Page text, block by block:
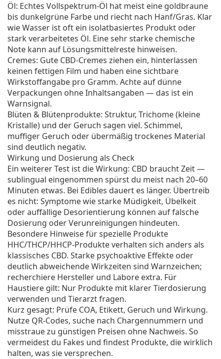
Öl: Echtes Vollspektrum‑Öl hat meist eine goldbraune
bis dunkelgrüne Farbe und riecht nach Hanf/Gras. Klar
wie Wasser ist oft ein isolatbasiertes Produkt oder
stark verarbeitetes Öl. Eine sehr starke chemische
Note kann auf Lösungsmittelreste hinweisen.
Cremes: Gute CBD‑Cremes ziehen ein, hinterlassen
keinen fettigen Film und haben eine sichtbare
Wirkstoffangabe pro Gramm. Achte auf dünne
Verpackungen ohne Inhaltsangaben — das ist ein
Warnsignal.
Blüten & Blütenprodukte: Struktur, Trichome (kleine
Kristalle) und der Geruch sagen viel. Schimmel,
muffiger Geruch oder übermäßig trockenes Material
sind deutlich negativ.
Wirkung und Dosierung als Check
Ein weiterer Test ist die Wirkung: CBD braucht Zeit —
sublingual eingenommen spürst du meist nach 20–60
Minuten etwas. Bei Edibles dauert es länger. Übertreib
es nicht: Symptome wie starke Müdigkeit, Übelkeit
oder auffällige Desorientierung können auf falsche
Dosierung oder Verunreinigungen hindeuten.
Besondere Hinweise für spezielle Produkte
HHC/THCP/HHCP-Produkte verhalten sich anders als
klassisches CBD. Starke psychoaktive Effekte oder
deutlich abweichende Wirkzeiten sind Warnzeichen;
recherchiere Hersteller und Labore extra. Für
Haustiere gilt: Nur Produkte mit klarer Tierdosierung
verwenden und Tierarzt fragen.
Kurz gesagt: Prüfe COA, Etikett, Geruch und Wirkung.
Nutze QR‑Codes, suche nach Chargennummern und
misstraue zu günstigen Preisen ohne Nachweis. So
vermeidest du Fakes und findest Produkte, die wirklich
halten, was sie versprechen.